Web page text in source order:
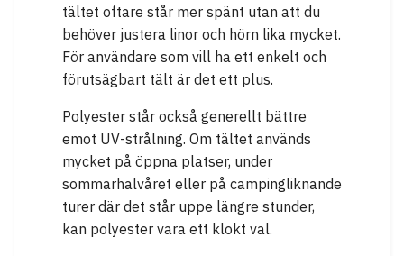
tältet oftare står mer spänt utan att du
behöver justera linor och hörn lika mycket.
För användare som vill ha ett enkelt och
förutsägbart tält är det ett plus.
Polyester står också generellt bättre
emot UV-strålning. Om tältet används
mycket på öppna platser, under
sommarhalvåret eller på campingliknande
turer där det står uppe längre stunder,
kan polyester vara ett klokt val.